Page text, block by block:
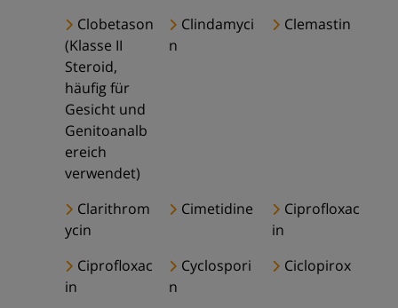
Clobetason
(Klasse II
Steroid,
häufig für
Gesicht und
Genitoanalb
ereich
verwendet)
Clindamyci
n
Clemastin
Clarithrom
ycin
Cimetidine
Ciprofloxac
in
Ciprofloxac
in
Cyclospori
n
Ciclopirox